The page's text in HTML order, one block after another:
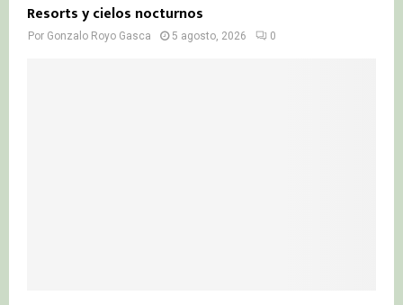
Resorts y cielos nocturnos
Por Gonzalo Royo Gasca 5 agosto, 2026 0